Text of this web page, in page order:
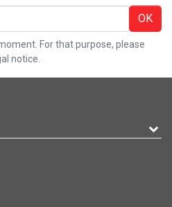
OK
For that purpose, please
notice.